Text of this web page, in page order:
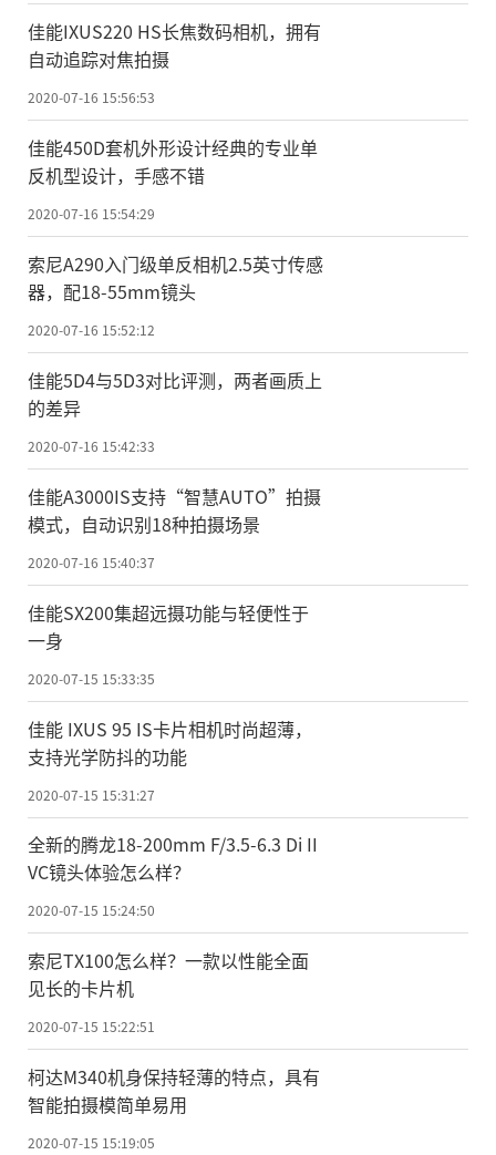
佳能IXUS220 HS长焦数码相机，拥有
自动追踪对焦拍摄
2020-07-16 15:56:53
佳能450D套机外形设计经典的专业单
反机型设计，手感不错
2020-07-16 15:54:29
索尼A290入门级单反相机2.5英寸传感
器，配18-55mm镜头
2020-07-16 15:52:12
佳能5D4与5D3对比评测，两者画质上
的差异
2020-07-16 15:42:33
佳能A3000IS支持“智慧AUTO”拍摄
模式，自动识别18种拍摄场景
2020-07-16 15:40:37
佳能SX200集超远摄功能与轻便性于
一身
2020-07-15 15:33:35
佳能 IXUS 95 IS卡片相机时尚超薄，
支持光学防抖的功能
2020-07-15 15:31:27
全新的腾龙18-200mm F/3.5-6.3 Di II
VC镜头体验怎么样？
2020-07-15 15:24:50
索尼TX100怎么样？一款以性能全面
见长的卡片机
2020-07-15 15:22:51
柯达M340机身保持轻薄的特点，具有
智能拍摄模简单易用
2020-07-15 15:19:05